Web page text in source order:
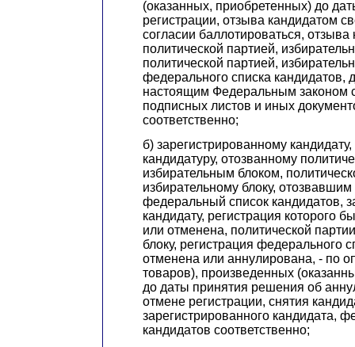
(оказанных, приобретенных) до
регистрации, отзыва кандидатом
согласии баллотироваться, отзыва
политической партией,
политической партией,
федерального списка кандидатов,
настоящим Федеральным законом
подписных листов и иных
соответственно;
б) зарегистрированному
кандидатуру, отозванному
избирательным блоком,
избирательному блоку,
федеральный список кандидатов,
кандидату, регистрация которого
или отменена, политической
блоку, регистрация федерального
отменена или аннулирована, - по
товаров), произведенных
до даты принятия решения об
отмене регистрации, снятия
зарегистрированного кандидата,
кандидатов соответственно;